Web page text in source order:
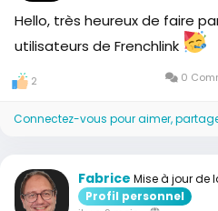
Hello, très heureux de faire
utilisateurs de Frenchlink
2 0
Connectez-vous pour aimer,
Fabrice Mise à jour de
Profil personnel